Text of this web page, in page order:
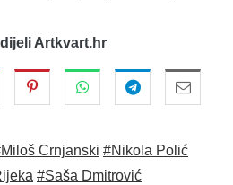
Artkvart.hr
Crnjanski #Nikola Polić
#Saša Dmitrović